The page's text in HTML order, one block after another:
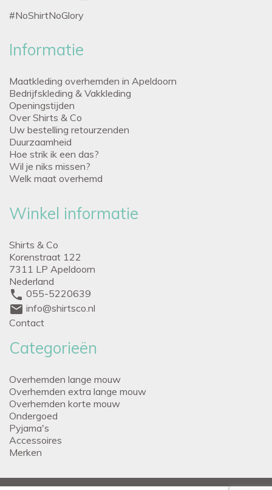
#NoShirtNoGlory
Informatie
Maatkleding overhemden in Apeldoorn
Bedrijfskleding & Vakkleding
Openingstijden
Over Shirts & Co
Uw bestelling retourzenden
Duurzaamheid
Hoe strik ik een das?
Wil je niks missen?
Welk maat overhemd
Winkel informatie
Shirts & Co
Korenstraat 122
7311 LP Apeldoorn
Nederland
phone 055-5220639
mail info@shirtsco.nl
Contact
Categorieën
Overhemden lange mouw
Overhemden extra lange mouw
Overhemden korte mouw
Ondergoed
Pyjama's
Accessoires
Merken